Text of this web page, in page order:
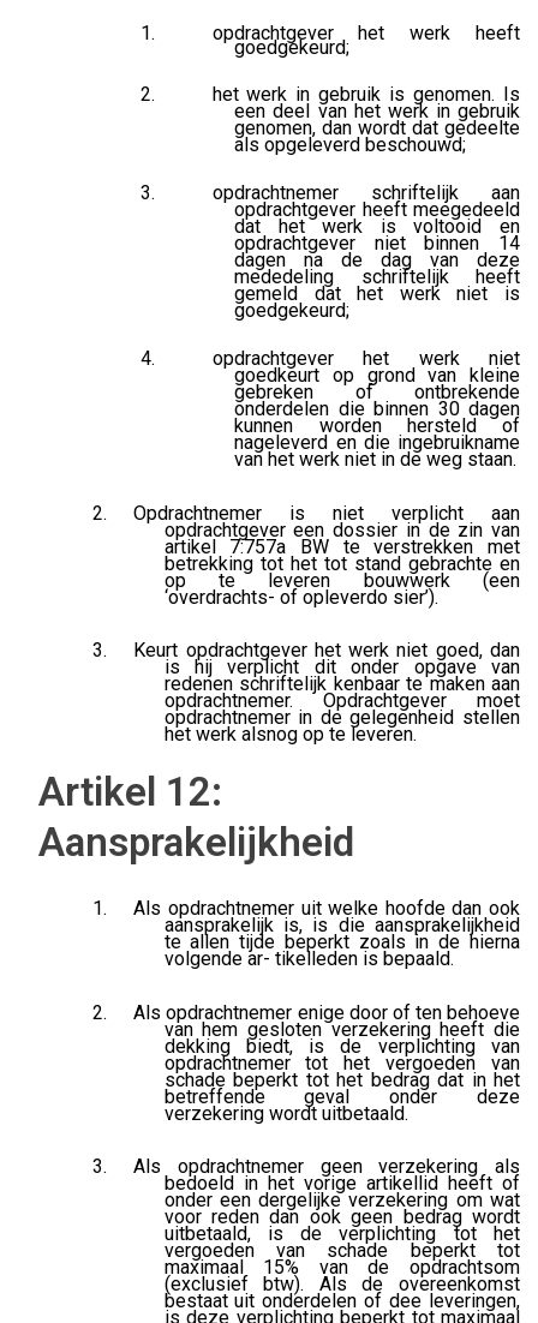
opdrachtgever het werk heeft
goedgekeurd;
het werk in gebruik is genomen. Is
een deel van het werk in gebruik
genomen, dan wordt dat gedeelte
als opgeleverd beschouwd;
opdrachtnemer schriftelijk aan
opdrachtgever heeft meegedeeld
dat het werk is voltooid en
opdrachtgever niet binnen 14
dagen na de dag van deze
mededeling schriftelijk heeft
gemeld dat het werk niet is
goedgekeurd;
opdrachtgever het werk niet
goedkeurt op grond van kleine
gebreken of ontbrekende
onderdelen die binnen 30 dagen
kunnen worden hersteld of
nageleverd en die ingebruikname
van het werk niet in de weg staan.
Opdrachtnemer is niet verplicht aan
opdrachtgever een dossier in de zin van
artikel 7:757a BW te verstrekken met
betrekking tot het tot stand gebrachte en
op te leveren bouwwerk (een
‘overdrachts- of opleverdo sier’).
Keurt opdrachtgever het werk niet goed, dan
is hij verplicht dit onder opgave van
redenen schriftelijk kenbaar te maken aan
opdrachtnemer. Opdrachtgever moet
opdrachtnemer in de gelegenheid stellen
het werk alsnog op te leveren.
Artikel 12:
Aansprakelijkheid
Als opdrachtnemer uit welke hoofde dan ook
aansprakelijk is, is die aansprakelijkheid
te allen tijde beperkt zoals in de hierna
volgende ar- tikelleden is bepaald.
Als opdrachtnemer enige door of ten behoeve
van hem gesloten verzekering heeft die
dekking biedt, is de verplichting van
opdrachtnemer tot het vergoeden van
schade beperkt tot het bedrag dat in het
betreffende geval onder deze
verzekering wordt uitbetaald.
Als opdrachtnemer geen verzekering als
bedoeld in het vorige artikellid heeft of
onder een dergelijke verzekering om wat
voor reden dan ook geen bedrag wordt
uitbetaald, is de verplichting tot het
vergoeden van schade beperkt tot
maximaal 15% van de opdrachtsom
(exclusief btw). Als de overeenkomst
bestaat uit onderdelen of dee leveringen,
is deze verplichting beperkt tot maximaal